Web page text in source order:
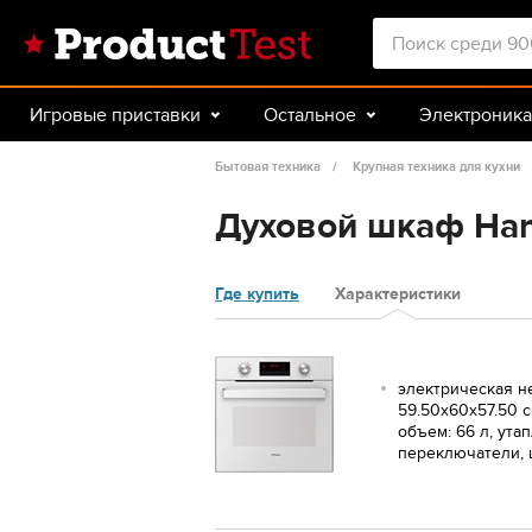
Игровые приставки Остальное Электроника
Авто Спорт и туризм
Бытовая техника Крупная техника для кухни
Духовой шкаф
Где купить Характеристики
электрическая
59.50х60х57.50
объем: 66 л,
переключатели,